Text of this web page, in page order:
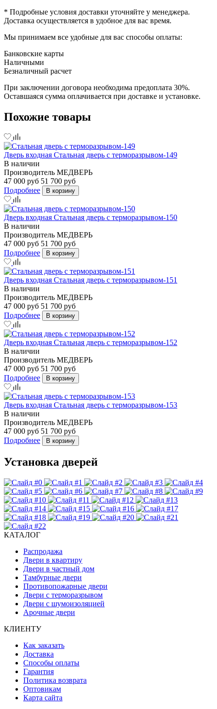
* Подробные условия доставки уточняйте у менеджера.
Доставка осуществляется в удобное для вас время.
Мы принимаем все удобные для вас способы оплаты:
Банковские карты
Наличными
Безналичный расчет
При заключении договора необходима предоплата 30%.
Оставшаяся сумма оплачивается при доставке и установке.
Похожие товары
Дверь входная Стальная дверь с терморазрывом-149
В наличии
Производитель МЕДВЕРЬ
47 000 руб 51 700 руб
Подробнее
В корзину
Дверь входная Стальная дверь с терморазрывом-150
В наличии
Производитель МЕДВЕРЬ
47 000 руб 51 700 руб
Подробнее
В корзину
Дверь входная Стальная дверь с терморазрывом-151
В наличии
Производитель МЕДВЕРЬ
47 000 руб 51 700 руб
Подробнее
В корзину
Дверь входная Стальная дверь с терморазрывом-152
В наличии
Производитель МЕДВЕРЬ
47 000 руб 51 700 руб
Подробнее
В корзину
Дверь входная Стальная дверь с терморазрывом-153
В наличии
Производитель МЕДВЕРЬ
47 000 руб 51 700 руб
Подробнее
В корзину
Установка дверей
КАТАЛОГ
Распродажа
Двери в квартиру
Двери в частный дом
Тамбурные двери
Противопожарные двери
Двери с терморазрывом
Двери с шумоизоляцией
Арочные двери
КЛИЕНТУ
Как заказать
Доставка
Способы оплаты
Гарантия
Политика возврата
Оптовикам
Карта сайта